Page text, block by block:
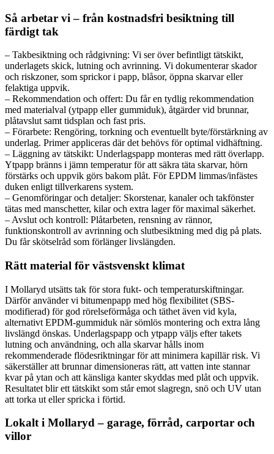
Så arbetar vi – från kostnadsfri besiktning till
färdigt tak
– Takbesiktning och rådgivning: Vi ser över befintligt tätskikt,
underlagets skick, lutning och avrinning. Vi dokumenterar skador
och riskzoner, som sprickor i papp, blåsor, öppna skarvar eller
felaktiga uppvik.
– Rekommendation och offert: Du får en tydlig rekommendation
med materialval (ytpapp eller gummiduk), åtgärder vid brunnar,
plåtavslut samt tidsplan och fast pris.
– Förarbete: Rengöring, torkning och eventuellt byte/förstärkning av
underlag. Primer appliceras där det behövs för optimal vidhäftning.
– Läggning av tätskikt: Underlagspapp monteras med rätt överlapp.
Ytpapp bränns i jämn temperatur för att säkra täta skarvar, hörn
förstärks och uppvik görs bakom plåt. För EPDM limmas/infästes
duken enligt tillverkarens system.
– Genomföringar och detaljer: Skorstenar, kanaler och takfönster
tätas med manschetter, kilar och extra lager för maximal säkerhet.
– Avslut och kontroll: Plåtarbeten, rensning av rännor,
funktionskontroll av avrinning och slutbesiktning med dig på plats.
Du får skötselråd som förlänger livslängden.
Rätt material för västsvenskt klimat
I Mollaryd utsätts tak för stora fukt- och temperaturskiftningar.
Därför använder vi bitumenpapp med hög flexibilitet (SBS-
modifierad) för god rörelseförmåga och täthet även vid kyla,
alternativt EPDM-gummiduk när sömlös montering och extra lång
livslängd önskas. Underlagspapp och ytpapp väljs efter takets
lutning och användning, och alla skarvar hålls inom
rekommenderade flödesriktningar för att minimera kapillär risk. Vi
säkerställer att brunnar dimensioneras rätt, att vatten inte stannar
kvar på ytan och att känsliga kanter skyddas med plåt och uppvik.
Resultatet blir ett tätskikt som står emot slagregn, snö och UV utan
att torka ut eller spricka i förtid.
Lokalt i Mollaryd – garage, förråd, carportar och
villor